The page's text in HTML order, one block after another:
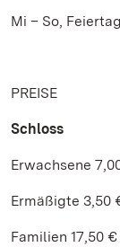
Mi – So,
PREISE
Schloss
Erwachsene
Ermäßigte 3,50
Familien 17,50 €